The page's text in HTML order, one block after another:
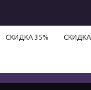
СКИДКА 35% СКИДКА